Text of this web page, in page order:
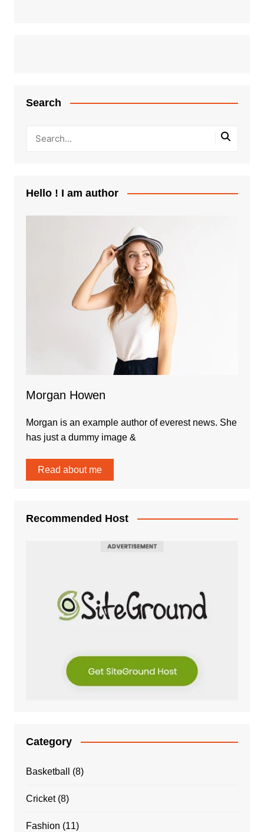
Search
Hello ! I am author
Morgan Howen
Morgan is an example author of everest news. She
has just a dummy image &
Read about me
Recommended Host
Category
Basketball (8)
Cricket(8)
Fashion (11)